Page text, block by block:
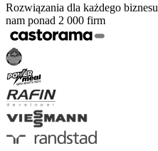
Rozwiązania dla każdego
nam ponad 2 000 firm